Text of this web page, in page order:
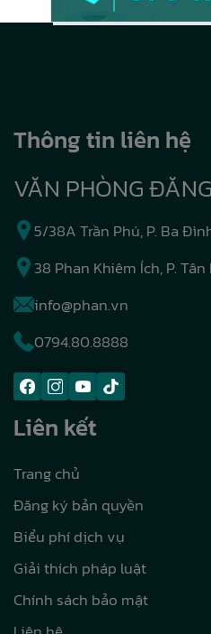
Thông tin liên hệ
VĂN PHÒNG
5/38A Trần Phú, P. Ba
38 Phan Khiêm Ích, P. Tân
info@phan.vn
0794.80.8888
Liên kết
Trang chủ
Đăng ký bản quyền
Biểu phí dịch vụ
Giải thích pháp luật
Chính sách bảo mật